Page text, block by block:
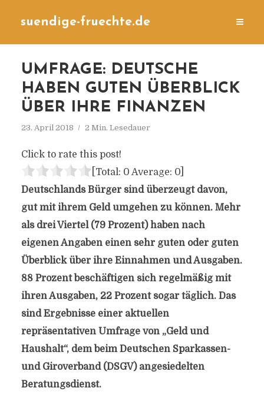
suendige-fruechte.de
UMFRAGE: DEUTSCHE
HABEN GUTEN ÜBERBLICK
ÜBER IHRE FINANZEN
23. April 2018 2 Min. Lesedauer
Click to rate this post!
[Total: 0 Average: 0]
Deutschlands Bürger sind überzeugt davon,
gut mit ihrem Geld umgehen zu können. Mehr
als drei Viertel (79 Prozent) haben nach
eigenen Angaben einen sehr guten oder guten
Überblick über ihre Einnahmen und Ausgaben.
88 Prozent beschäftigen sich regelmäßig mit
ihren Ausgaben, 22 Prozent sogar täglich. Das
sind Ergebnisse einer aktuellen
repräsentativen Umfrage von „Geld und
Haushalt“, dem beim Deutschen Sparkassen-
und Giroverband (DSGV) angesiedelten
Beratungsdienst.